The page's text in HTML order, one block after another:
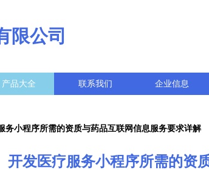
限公司
产品大全 联系我们 企业信息
务小程序所需的资质与药品互联网信息服务要求详解
开发医疗服务小程序所需的资